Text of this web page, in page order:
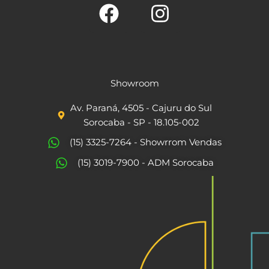
c
e
b
o
o
t
a
g
r
Showroom
Av. Paraná, 4505 - Cajuru do Sul
Sorocaba - SP - 18.105-002
(15) 3325-7264 - Showrrom Vendas
(15) 3019-7900 - ADM Sorocaba